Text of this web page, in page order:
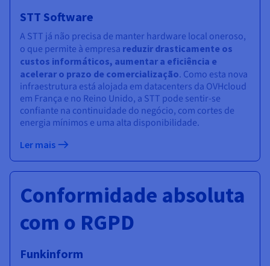
STT Software
A STT já não precisa de manter hardware local oneroso,
o que permite à empresa reduzir drasticamente os
custos informáticos, aumentar a eficiência e
acelerar o prazo de comercialização. Como esta nova
infraestrutura está alojada em datacenters da OVHcloud
em França e no Reino Unido, a STT pode sentir-se
confiante na continuidade do negócio, com cortes de
energia mínimos e uma alta disponibilidade.
Ler mais
Conformidade absoluta
com o RGPD
Funkinform